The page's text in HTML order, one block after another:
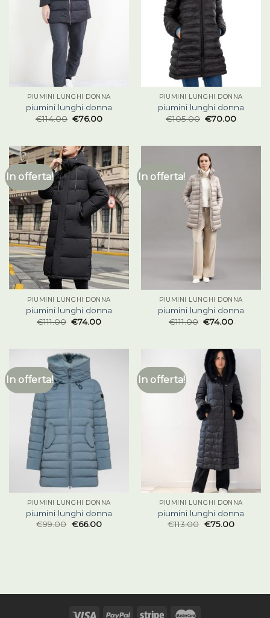
PIUMINI LUNGHI DONNA
piumini lunghi donna
€114.00 €76.00
PIUMINI LUNGHI DONNA
piumini lunghi donna
€105.00 €70.00
In offerta!
PIUMINI LUNGHI DONNA
piumini lunghi donna
€111.00 €74.00
In offerta!
PIUMINI LUNGHI DONNA
piumini lunghi donna
€111.00 €74.00
In offerta!
PIUMINI LUNGHI DONNA
piumini lunghi donna
€99.00 €66.00
In offerta!
PIUMINI LUNGHI DONNA
piumini lunghi donna
€113.00 €75.00